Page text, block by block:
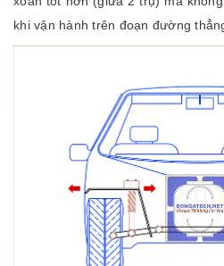
khi vận hành trên đoạn đường